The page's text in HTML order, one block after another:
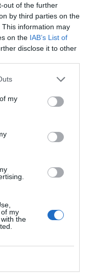
out of the further
by third parties on the
This information may
on the IAB’s List of
disclose it to other
my
my
the